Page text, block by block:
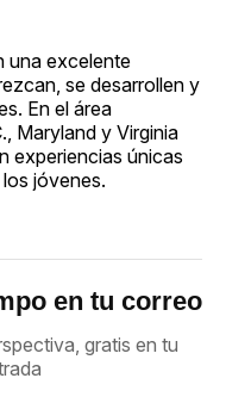
una excelente
se desarrollen y
En el área
Maryland y Virginia
experiencias únicas
jóvenes.
en tu correo
gratis en tu